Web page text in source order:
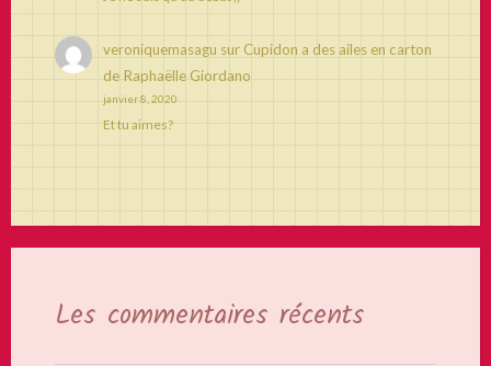
veroniquemasagu sur Cupidon a des ailes en carton
de Raphaëlle Giordano
janvier 8, 2020
Et tu aimes?
Les commentaires récents